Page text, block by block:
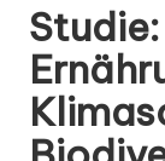
Studie: